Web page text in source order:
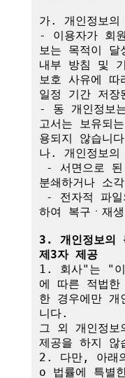
가. 개인정보의
- 이용자가 회
보는 목적이 달
내부 방침 및
보호 사유에
일정 기간 저장
- 동 개인정보
고서는 보유되
용되지 않습니
나. 개인정보의
분쇄하거나 소각
하여 복구ㆍ재
3. 개인정보의
제3자 제공
1. 회사"는 "이
에 따른 적법한
한 경우에만 개
니다.
그 외 개인정
제공을 하지 않
2. 다만, 아래
o 법률에 특별